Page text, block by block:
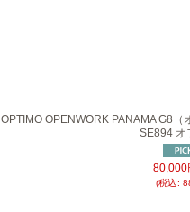
絞
OPTIMO OPENWORK PANAMA G8（
SE894 オ
80,000
(税込: